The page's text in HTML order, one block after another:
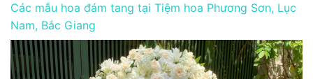
Các mẫu hoa đám tang tại Tiệm hoa Phương Sơn, Lục
Nam, Bắc Giang